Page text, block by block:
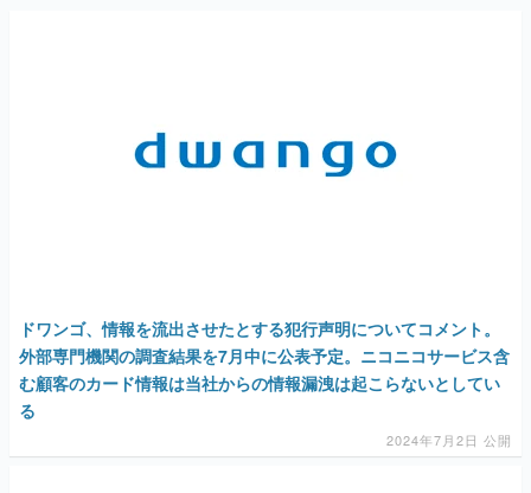
ドワンゴ、情報を流出させたとする犯行声明についてコメント。
外部専門機関の調査結果を7月中に公表予定。ニコニコサービス含
む顧客のカード情報は当社からの情報漏洩は起こらないとしてい
る
2024年7月2日 公開